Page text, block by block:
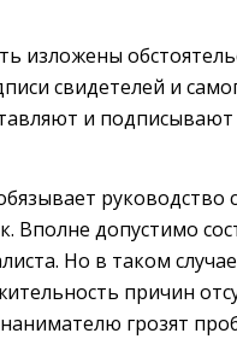
изложены
свидетелей и
и подписывают
руководство
Вполне допустимо
Но в таком
причин
грозят